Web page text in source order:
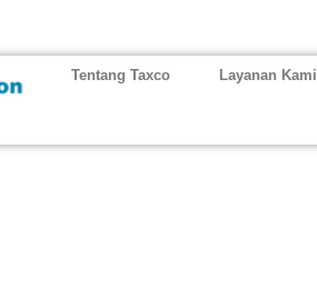
Tentang Taxco Layanan Kami